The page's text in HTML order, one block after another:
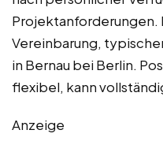
Projektanforderungen.
Vereinbarung,
in Bernau bei Berlin.
flexibel, kann
Anzeige